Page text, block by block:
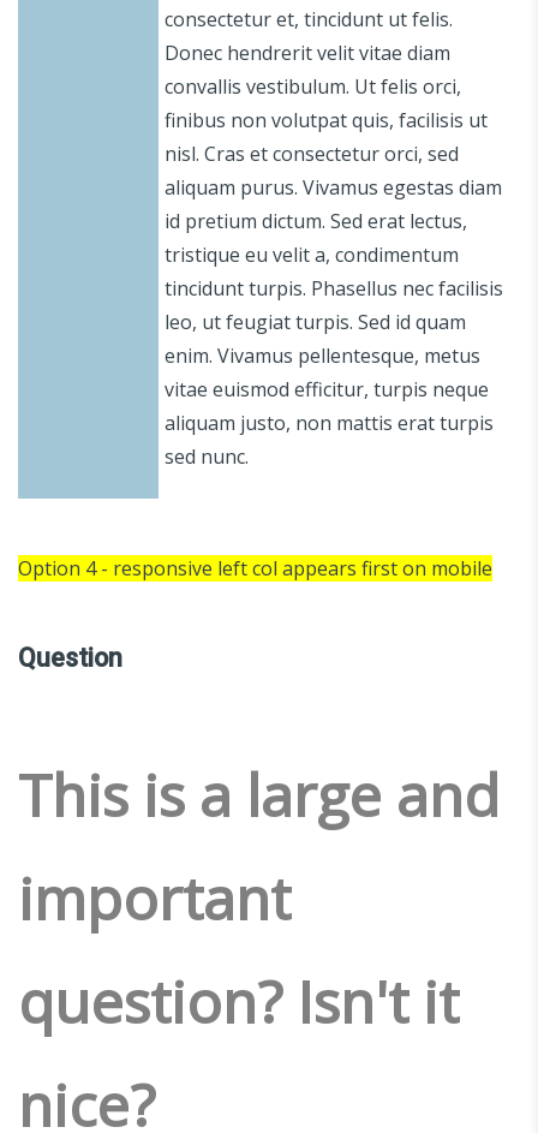
consectetur et, tincidunt ut felis.
Donec hendrerit velit vitae diam
convallis vestibulum. Ut felis orci,
finibus non volutpat quis, facilisis ut
nisl. Cras et consectetur orci, sed
aliquam purus. Vivamus egestas diam
id pretium dictum. Sed erat lectus,
tristique eu velit a, condimentum
tincidunt turpis. Phasellus nec facilisis
leo, ut feugiat turpis. Sed id quam
enim. Vivamus pellentesque, metus
vitae euismod efficitur, turpis neque
aliquam justo, non mattis erat turpis
sed nunc.
Option 4 - responsive left col appears first on mobile
Question
This is a large and
important
question? Isn't it
nice?